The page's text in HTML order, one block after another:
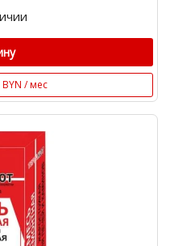
BYN / мес